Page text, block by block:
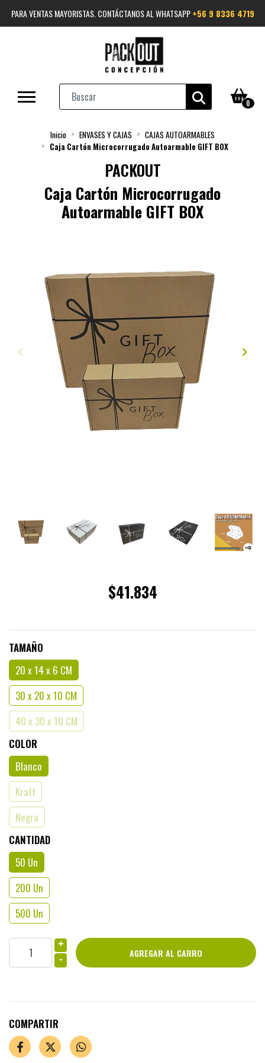
PARA VENTAS MAYORISTAS. CONTÁCTANOS AL WHATSAPP+56 9 8336 4719
0
Inicio ENVASES Y CAJAS
CAJAS AUTOARMABLES
Caja Cartón Microcorrugado Autoarmable GIFT BOX
PACKOUT
Caja Cartón Microcorrugado
Autoarmable GIFT BOX
$41.834
TAMAÑO
20 x 14 x 6 CM
30 x 20 x 10 CM
40 x 30 x 10 CM
COLOR
Blanco
Kraft
Negra
CANTIDAD
50 Un
200 Un
500 Un
+
-
COMPARTIR